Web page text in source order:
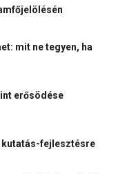
mit ne tegyen, ha
erősödése
kutatás-fejlesztésre